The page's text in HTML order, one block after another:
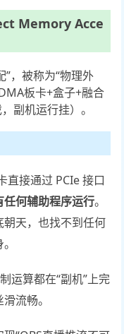
Memory Acce
，被称为“物理外
板卡+盒子+融合
副机运行挂）。
直接通过 PCIe 接口
任何辅助程序运行。
天，也找不到任何
运算都在“副机”上完
流畅。